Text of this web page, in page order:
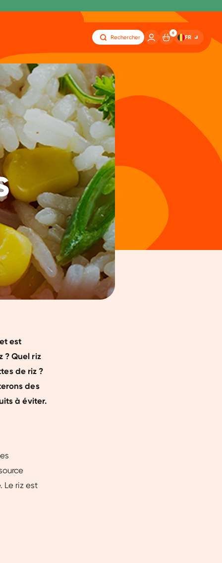
Rechercher
0
FR
est
? Quel riz
de riz ?
des
à éviter.
Le riz est